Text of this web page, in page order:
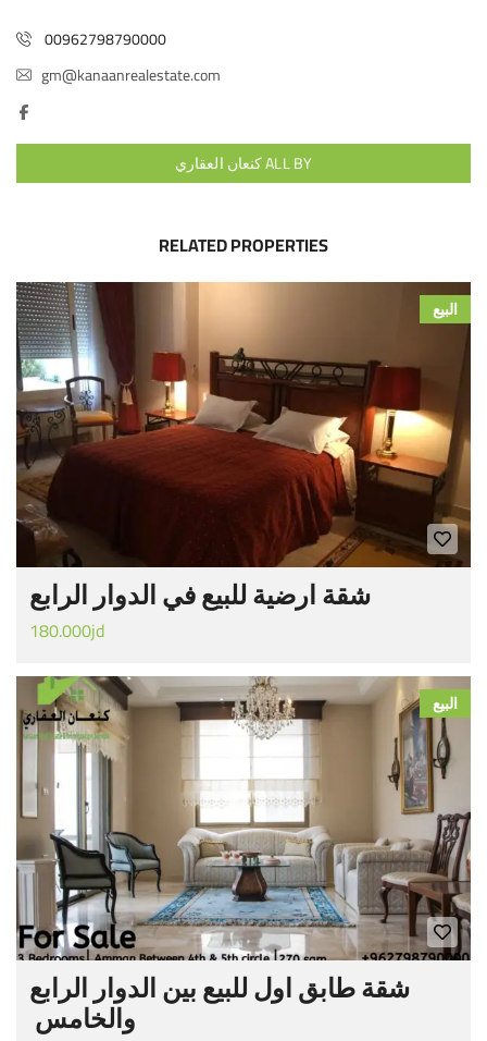
00962798790000
gm@kanaanrealestate.com
ALL BY كنعان العقاري
RELATED PROPERTIES
البيع
شقة ارضية للبيع في الدوار الرابع
180.000jd
البيع
شقة طابق اول للبيع بين الدوار الرابع
والخامس